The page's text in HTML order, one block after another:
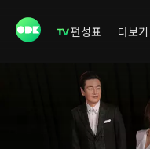
편성표 더보기